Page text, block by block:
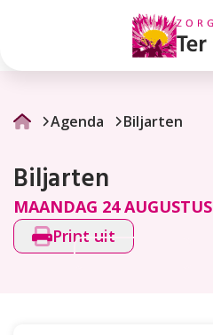
Agenda Biljarten
Biljarten
MAANDAG 24 AUGUSTUS
Print uit